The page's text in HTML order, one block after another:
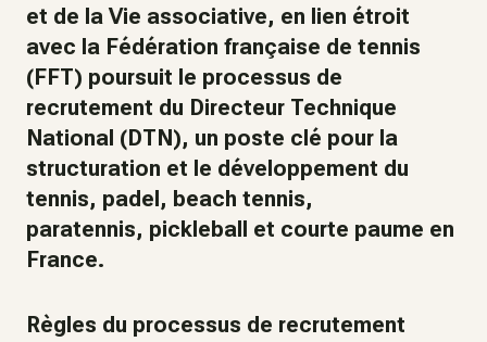
et de la Vie associative, en lien étroit
avec la Fédération française de tennis
(FFT) poursuit le processus de
recrutement du Directeur Technique
National (DTN), un poste clé pour la
structuration et le développement du
tennis, padel, beach tennis,
paratennis, pickleball et courte paume en
France.
Règles du processus de recrutement